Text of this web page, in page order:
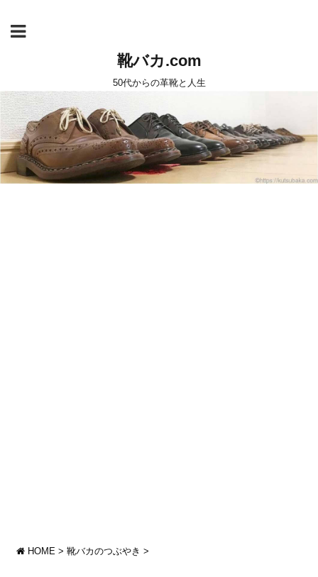
靴バカ.com
50代からの革靴と人生
HOME > 靴バカのつぶやき >